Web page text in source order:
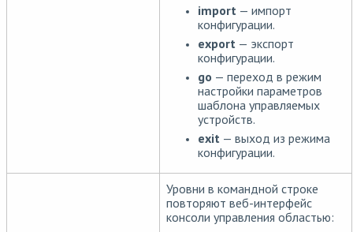
import — импорт
конфигурации.
export — экспорт
конфигурации.
go — переход в режим
настройки параметров
шаблона управляемых
устройств.
exit — выход из режима
конфигурации.
Уровни в командной строке
повторяют веб-интерфейс
консоли управления областью: